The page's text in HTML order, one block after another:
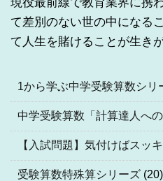
て差別のない世の中になる
て人生を賭けることが生き
1から学ぶ中学受験算数シリ
中学受験算数「計算達人へ
【入試問題】気付けばスッ
受験算数特殊算シリーズ (20)